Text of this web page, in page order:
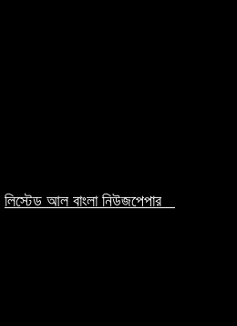
লিস্টেড আল বাংলা নিউজপেপার